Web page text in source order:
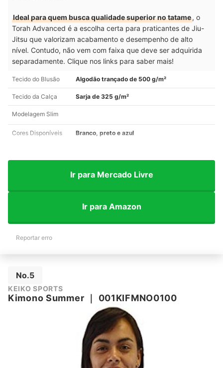
Ideal para quem busca qualidade superior no tatame, o
Torah Advanced é a escolha certa para praticantes de Jiu-
Jitsu que valorizam acabamento e desempenho de alto
nível. Contudo, não vem com faixa que deve ser adquirida
separadamente. Clique nos links para saber mais!
Tecido do Blusão Algodão trançado de 500 g/m²
Tecido da Calça Sarja de 325 g/m²
Modelagem Slim
Cores Disponíveis Branco, preto e azul
Ir para Mercado Livre
Ir para Amazon
Reportar erro
No.5
KEIKO SPORTS
Kimono Summer 001KIFMNO0100